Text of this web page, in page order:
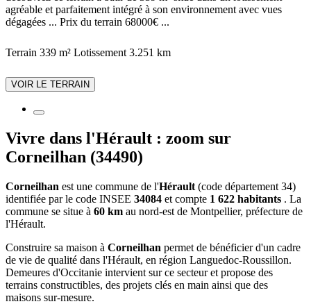
agréable et parfaitement intégré à son environnement avec vues
dégagées ... Prix du terrain 68000€ ...
Terrain 339 m² Lotissement 3.251 km
VOIR LE TERRAIN
Vivre dans l'Hérault : zoom sur
Corneilhan (34490)
Corneilhan est une commune de l'Hérault (code département 34)
identifiée par le code INSEE 34084 et compte 1 622 habitants . La
commune se situe à 60 km au nord-est de Montpellier, préfecture de
l'Hérault.
Construire sa maison à Corneilhan permet de bénéficier d'un cadre
de vie de qualité dans l'Hérault, en région Languedoc-Roussillon.
Demeures d'Occitanie intervient sur ce secteur et propose des
terrains constructibles, des projets clés en main ainsi que des
maisons sur-mesure.